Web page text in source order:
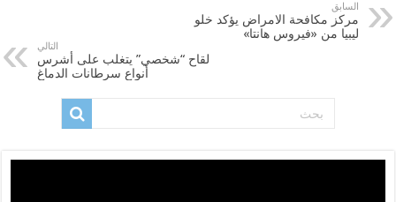
السابق
مركز مكافحة الامراض يؤكد خلو
ليبيا من «فيروس هانتا»
التالي
لقاح “شخصي” يتغلب على أشرس
أنواع سرطانات الدماغ